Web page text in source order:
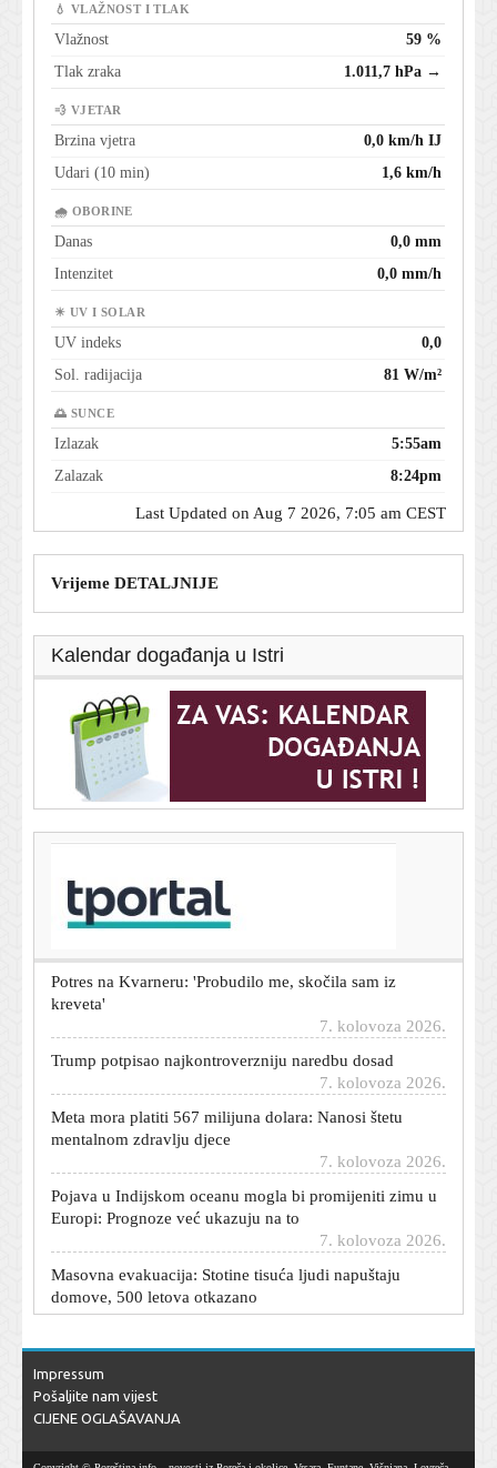
💧 VLAŽNOST I TLAK
Vlažnost
59 %
Tlak zraka
1.011,7 hPa →
💨 VJETAR
Brzina vjetra
0,0 km/h IJ
Udari (10 min)
1,6 km/h
🌧 OBORINE
Danas
0,0 mm
Intenzitet
0,0 mm/h
☀ UV I SOLAR
UV indeks
0,0
Sol. radijacija
81 W/m²
🌅 SUNCE
Izlazak
5:55am
Zalazak
8:24pm
Last Updated on Aug 7 2026, 7:05 am CEST
Vrijeme DETALJNIJE
Kalendar događanja u Istri
Bivši meksički guverner uhićen zbog umiješanosti u
nestanak 43 studenata
Potres na Kvarneru: 'Probudilo me, skočila sam iz
kreveta'
Trump potpisao najkontroverzniju naredbu dosad
7. kolovoza 2026.
Meta mora platiti 567 milijuna dolara: Nanosi štetu
mentalnom zdravlju djece
Pojava u Indijskom oceanu mogla bi promijeniti zimu u
Europi: Prognoze već ukazuju na to
Masovna evakuacija: Stotine tisuća ljudi napuštaju
domove, 500 letova otkazano
U Glini otvoren Trg hrvatske himne
Impressum
Pošaljite nam vijest
CIJENE OGLAŠAVANJA